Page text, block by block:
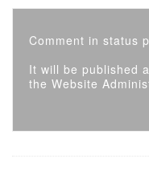
Comment in status
It will be published
the Website